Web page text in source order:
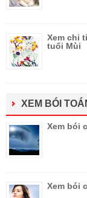
Xem chi
tuổi Mùi
XEM BÓI
Xem bói
Xem bói